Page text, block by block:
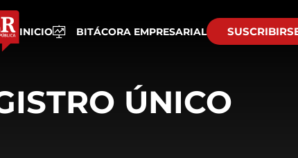
INICIO BITÁCORA EMPRESARIAL
ÚNICO